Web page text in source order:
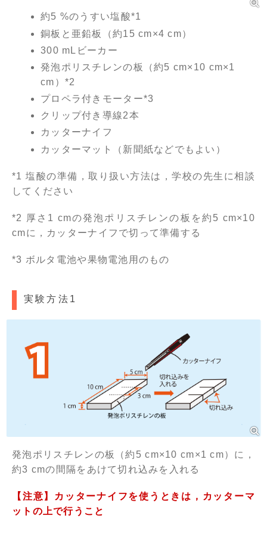
約5 %のうすい塩酸*1
銅板と亜鉛板（約15 cm×4 cm）
300 mLビーカー
発泡ポリスチレンの板（約5 cm×10 cm×1
cm）*2
プロペラ付きモーター*3
クリップ付き導線2本
カッターナイフ
カッターマット（新聞紙などでもよい）
*1 塩酸の準備，取り扱い方法は，学校の先生に相談
してください
*2 厚さ1 cmの発泡ポリスチレンの板を約5 cm×10
cmに，カッターナイフで切って準備する
*3 ボルタ電池や果物電池用のもの
実験方法1
発泡ポリスチレンの板（約5 cm×10 cm×1 cm）に，
約3 cmの間隔をあけて切れ込みを入れる
【注意】カッターナイフを使うときは，カッターマ
ットの上で行うこと